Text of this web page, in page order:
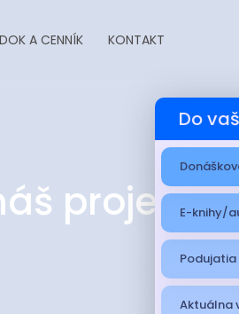
A CENNÍK KONTAKT
projekt
Do
E-knihy/
Aktuálna